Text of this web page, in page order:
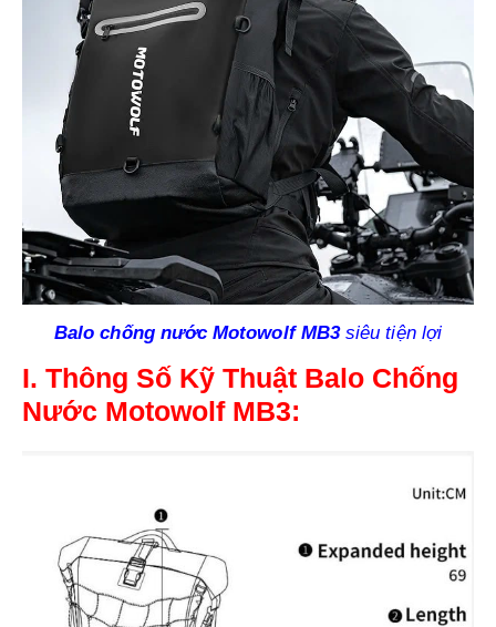
Balo chống nước Motowolf MB3siêu tiện lợi
I. Thông Số Kỹ Thuật Balo Chống
Nước Motowolf MB3: